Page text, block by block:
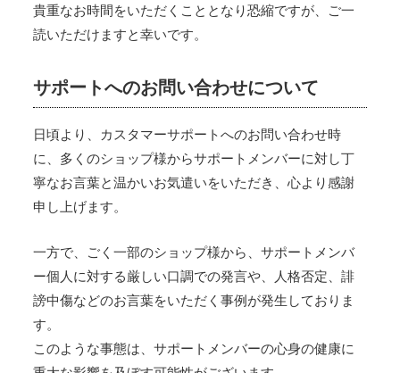
貴重なお時間をいただくこととなり恐縮ですが、ご一
読いただけますと幸いです。
サポートへのお問い合わせについて
日頃より、カスタマーサポートへのお問い合わせ時
に、多くのショップ様からサポートメンバーに対し丁
寧なお言葉と温かいお気遣いをいただき、心より感謝
申し上げます。
一方で、ごく一部のショップ様から、サポートメンバ
ー個人に対する厳しい口調での発言や、人格否定、誹
謗中傷などのお言葉をいただく事例が発生しておりま
す。
このような事態は、サポートメンバーの心身の健康に